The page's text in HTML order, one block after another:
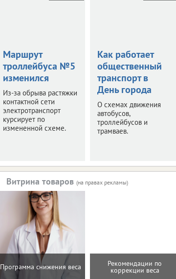
Маршрут
троллейбуса №5
изменился
Из-за обрыва растяжки
контактной сети
электротранспорт
курсирует по
измененной схеме.
Как работает
общественный
транспорт в
День города
О схемах движения
автобусов,
троллейбусов и
трамваев.
Витрина товаров (на правах рекламы)
Программа снижения веса Рекомендации по
коррекции веса